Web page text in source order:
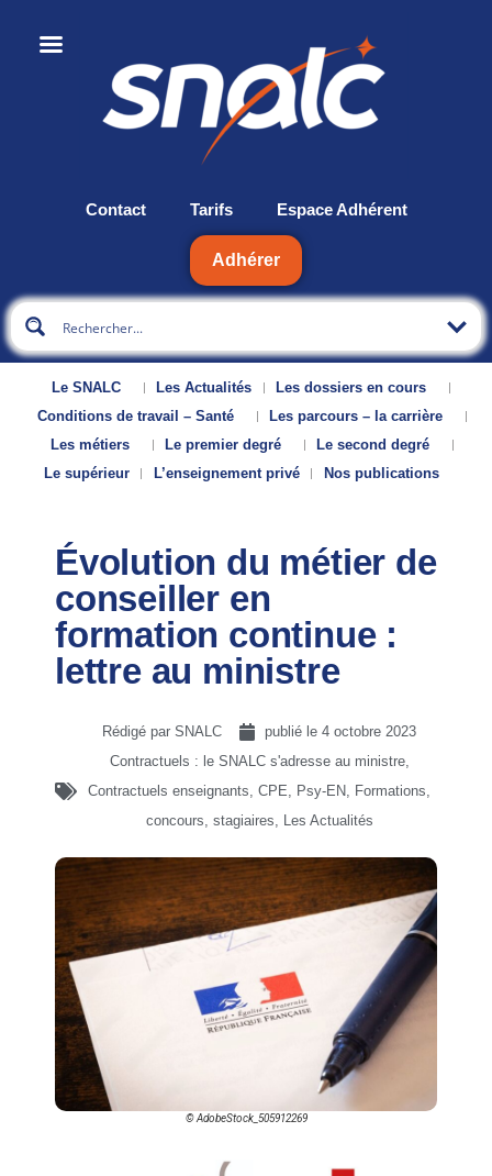
Contact Tarifs Espace Adhérent
Adhérer
Le SNALC Les Actualités
Les dossiers en cours
Conditions de travail – Santé
Les parcours – la carrière
Les métiers
Le premier degré
Le second degré
Le supérieur
L’enseignement privé Nos publications
Évolution du métier de
conseiller en
formation continue :
lettre au ministre
Rédigé par SNALC publié le 4 octobre 2023
Contractuels : le SNALC s'adresse au ministre,
Contractuels enseignants, CPE, Psy-EN, Formations,
concours, stagiaires, Les Actualités
© AdobeStock_505912269